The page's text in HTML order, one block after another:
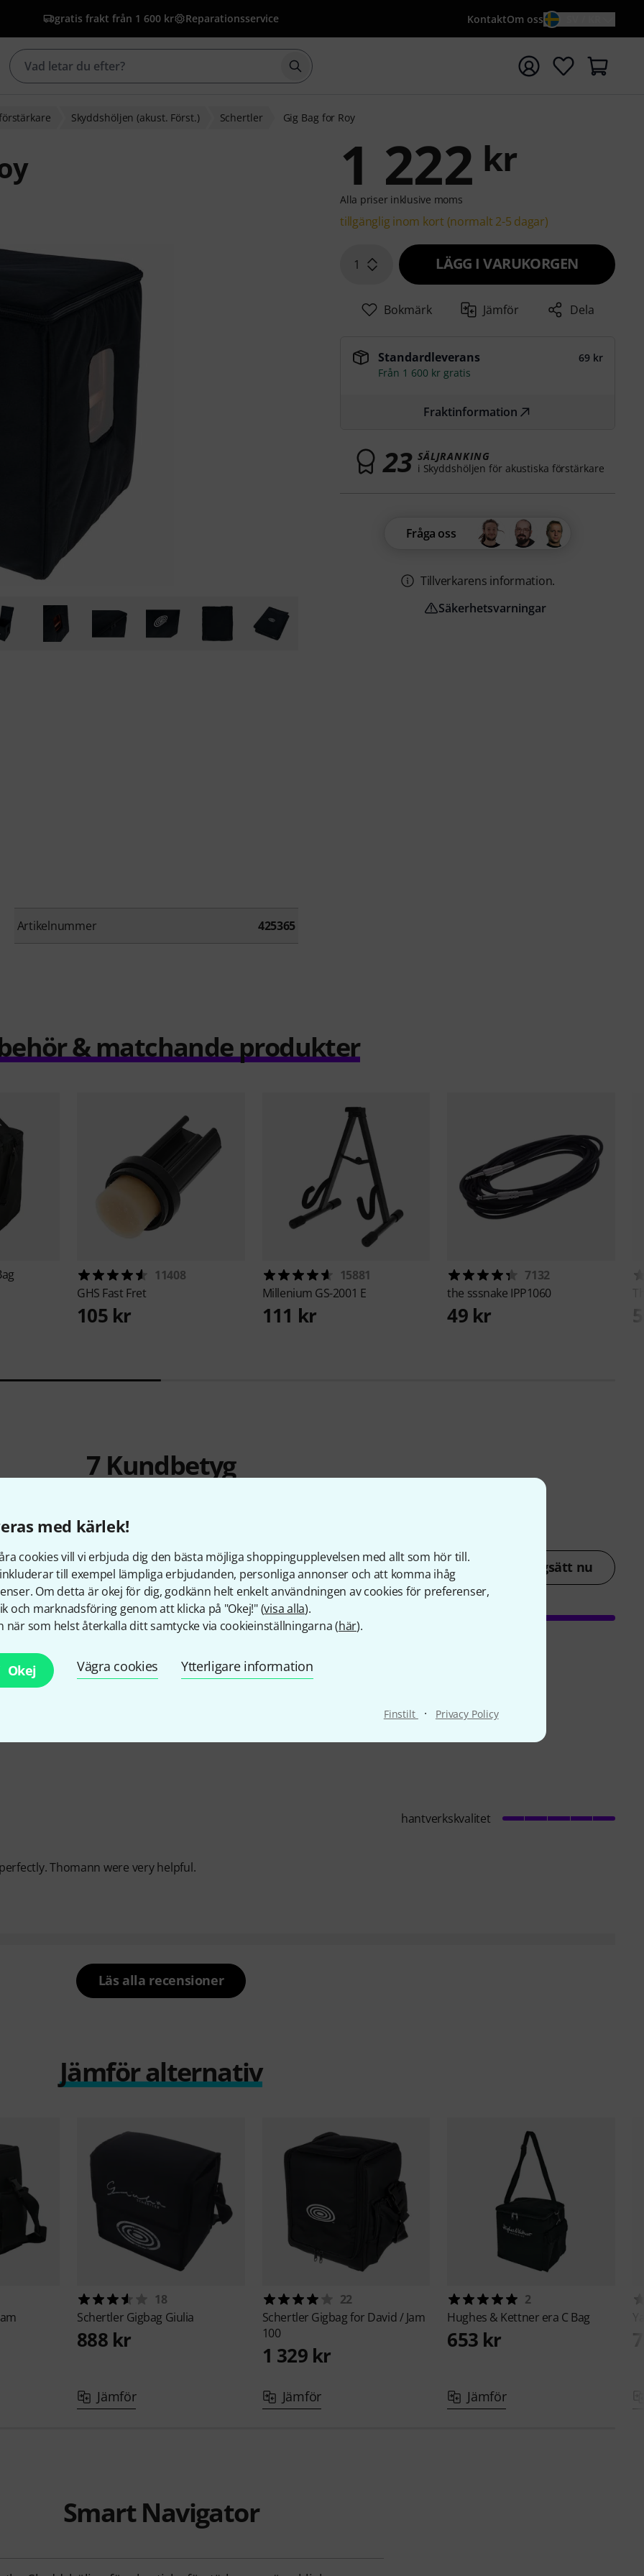
med kärlek!
cookies vill vi erbjuda dig den bästa möjliga shoppingupplevelsen med allt som hör till.
till exempel lämpliga erbjudanden, personliga annonser och att komma ihåg
Om detta är okej för dig, godkänn helt enkelt användningen av cookies för preferenser,
och marknadsföring genom att klicka på "Okej!" (visa alla).
när som helst återkalla ditt samtycke via cookieinställningarna (här).
Okej Vägra cookies Ytterligare information
Finstilt · Privacy Policy
gratis frakt från 1 600 kr Reparationsservice KontaktOm oss
Börja sökningen med söktermen {searchTerm}
Skyddshöljen (akust. Först.) Schertler Gig Bag for Roy
Artikelnummer 425365
1 222 kr
Alla priser inklusive moms
tillgänglig inom kort (normalt 2-5 dagar)
1 LÄGG I VARUKORGEN
Bokmärk Jämför Dela
Standardleverans
69 kr
Från 1 600 kr gratis
Fraktinformation
23 SÄLJRANKING
i Skyddshöljen för akustiska förstärkare
Fråga oss
Tillverkarens information.
Säkerhetsvarningar
& matchande produkter
11408
GHS Fast Fret
105 kr
15881
Millenium GS-2001 E
111 kr
7132
the sssnake IPP1060
49 kr
7Kundbetyg
4.9/ 5 Betygsätt nu
Thomann were very helpful.
hantverkskvalitet
Läs alla recensioner
Jämför alternativ
18
Schertler Gigbag Giulia
888 kr
Jämför
22
Schertler Gigbag for David / Jam
100
1 329 kr
Jämför
2
Hughes & Kettner era C Bag
653 kr
Jämför
Smart Navigator